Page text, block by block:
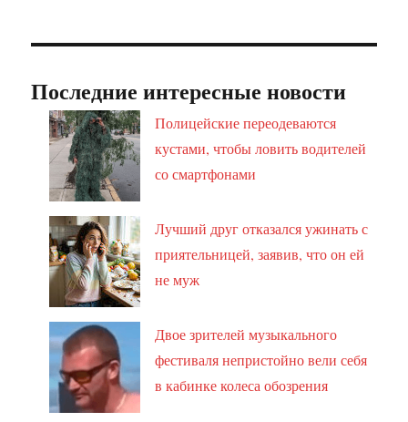
Последние интересные новости
Полицейские переодеваются
кустами, чтобы ловить водителей
со смартфонами
Лучший друг отказался ужинать с
приятельницей, заявив, что он ей
не муж
Двое зрителей музыкального
фестиваля непристойно вели себя
в кабинке колеса обозрения